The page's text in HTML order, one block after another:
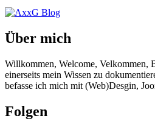
Über mich
Willkommen, Welcome, Velkommen,
einerseits mein Wissen zu
befasse ich mich mit (Web)Desgin,
Folgen